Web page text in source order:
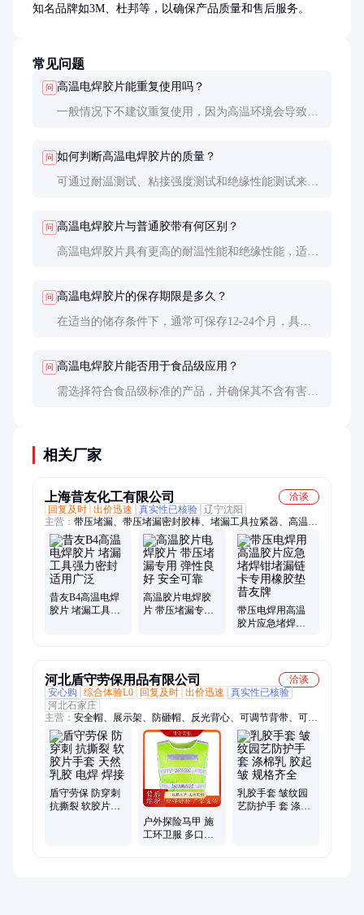
知名品牌如3M、杜邦等，以确保产品质量和售后服务。
常见问题
问 高温电焊胶片能重复使用吗？
一般情况下不建议重复使用，因为高温环境会导致其
问 如何判断高温电焊胶片的质量？
可通过耐温测试、粘接强度测试和绝缘性能测试来评
问 高温电焊胶片与普通胶带有何区别？
高温电焊胶片具有更高的耐温性能和绝缘性能，适用
问 高温电焊胶片的保存期限是多久？
在适当的储存条件下，通常可保存12-24个月，具体
问 高温电焊胶片能否用于食品级应用？
需选择符合食品级标准的产品，并确保其不含有害物
相关厂家
上海昔友化工有限公司
洽谈
回复及时 出价迅速 真实性已核验 辽宁沈阳
主营： 带压堵漏、带压堵漏密封胶棒、堵漏工具拉紧器、高温电
焊胶片、堵漏胶带胶棒、修补器卡箍、堵漏注胶枪、捻缝枪
昔友B4高温电焊
胶片 堵漏工具强
高温胶片电焊胶
片 带压堵漏专用
带压电焊用高温
胶片应急堵焊钳
河北盾守劳保用品有限公司
洽谈
安心购
综合体验L0 回复及时 出价迅速
真实性已核验
河北石家庄
主营： 安全帽、展示架、防砸帽、反光背心、可调节背带、可印
字马甲、车间头帽放置架、玻璃钢防砸头盔
盾守劳保 防穿刺
抗撕裂 软胶片手
户外探险马甲 施
工环卫服 多口袋
乳胶手套 皱纹园
艺防护手 套 涤棉